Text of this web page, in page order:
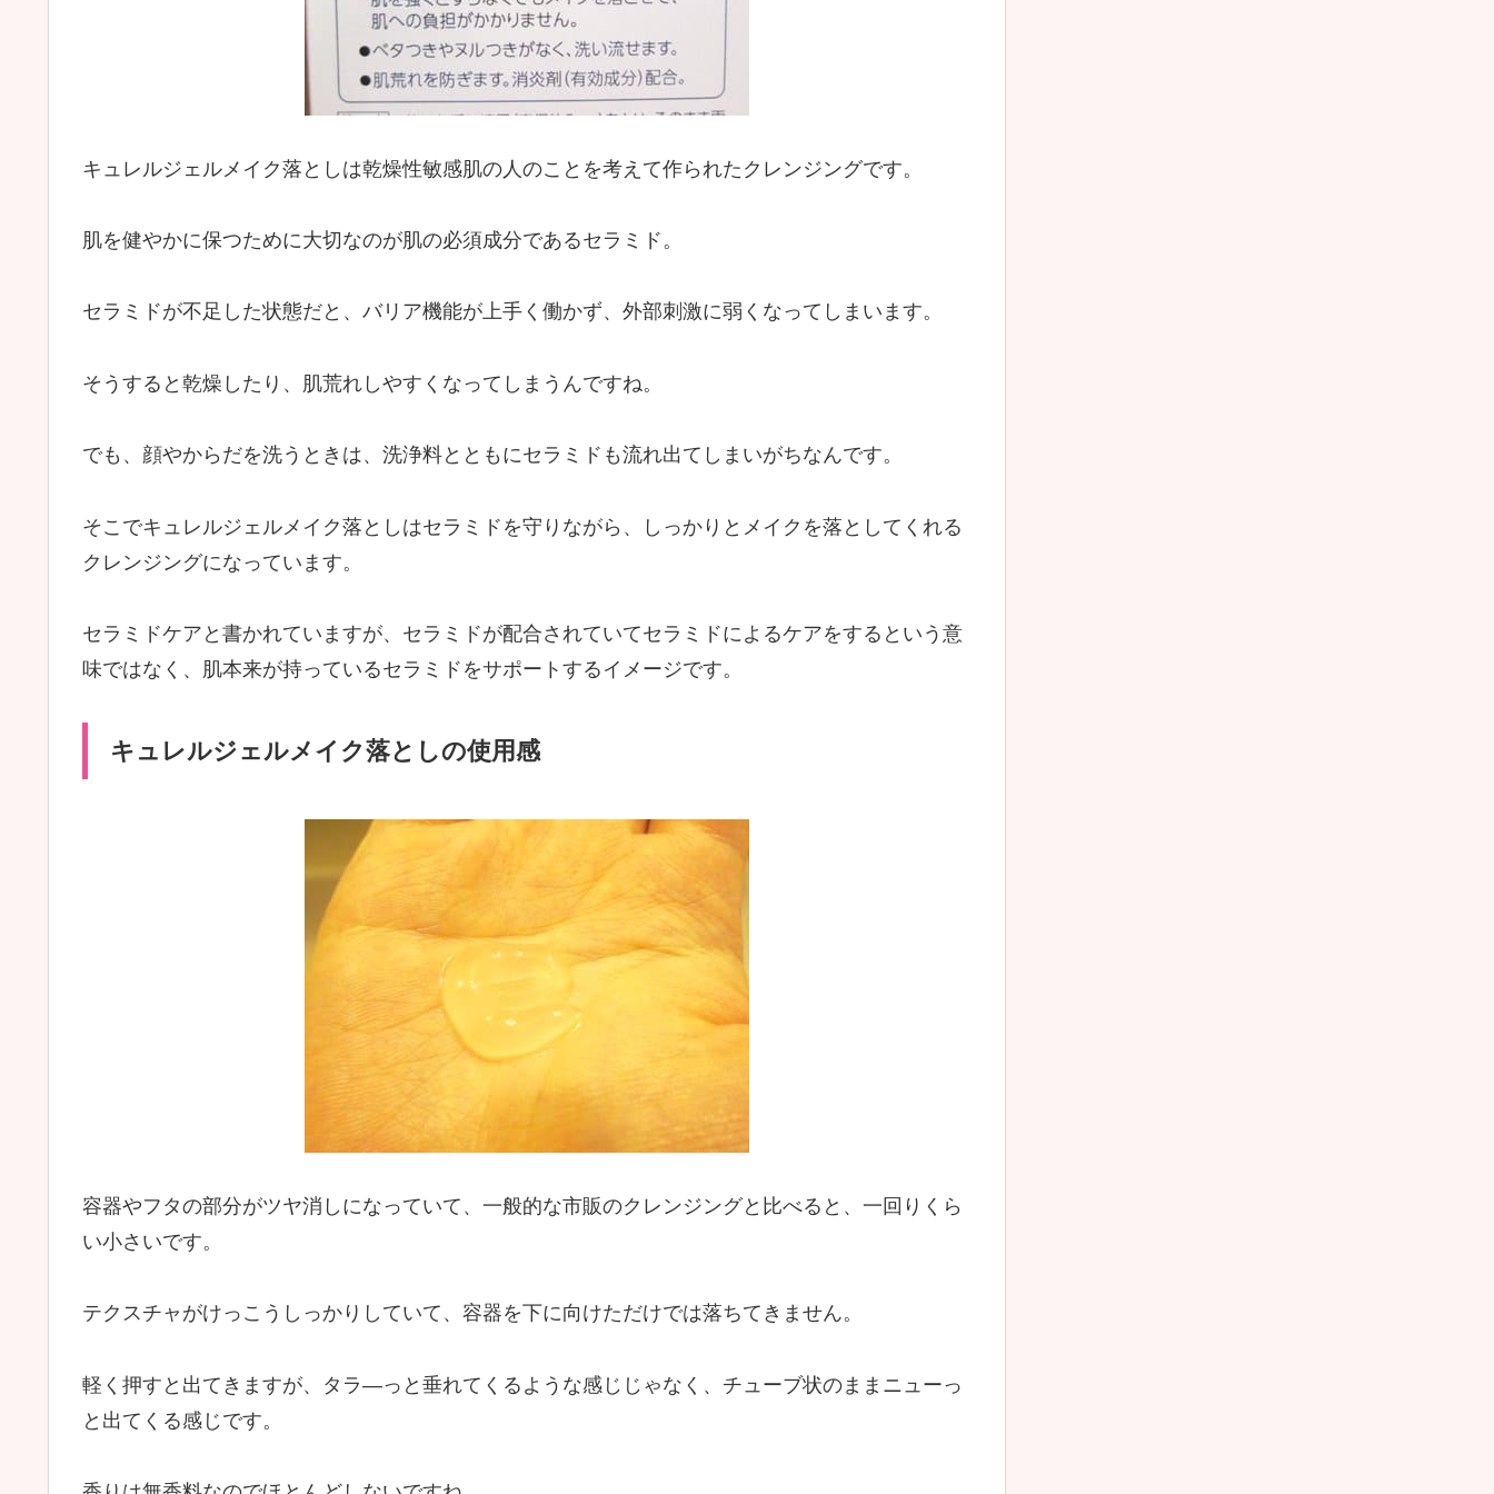
キュレルジェルメイク落としは乾燥性敏感肌の人のことを考えて作られたクレンジングです。
肌を健やかに保つために大切なのが肌の必須成分であるセラミド。
セラミドが不足した状態だと、バリア機能が上手く働かず、外部刺激に弱くなってしまいます。
そうすると乾燥したり、肌荒れしやすくなってしまうんですね。
でも、顔やからだを洗うときは、洗浄料とともにセラミドも流れ出てしまいがちなんです。
そこでキュレルジェルメイク落としはセラミドを守りながら、しっかりとメイクを落としてくれる
クレンジングになっています。
セラミドケアと書かれていますが、セラミドが配合されていてセラミドによるケアをするという意
味ではなく、肌本来が持っているセラミドをサポートするイメージです。
キュレルジェルメイク落としの使用感
容器やフタの部分がツヤ消しになっていて、一般的な市販のクレンジングと比べると、一回りくら
い小さいです。
テクスチャがけっこうしっかりしていて、容器を下に向けただけでは落ちてきません。
軽く押すと出てきますが、タラ―っと垂れてくるような感じじゃなく、チューブ状のままニューっ
と出てくる感じです。